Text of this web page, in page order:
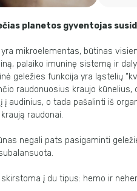
planetos gyventojas
yra mikroelementas, būtinas
palaiko imuninę sistemą ir
geležies funkcija yra ląstelių
raudonuosius kraujo
į audinius, o tada pašalinti iš
raudonai.
negali pats pasigaminti
skirstoma į du tipus: hemo ir